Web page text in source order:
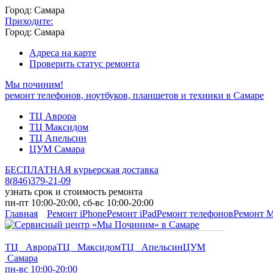
Город: Самара
Приходите:
Город: Самара
Адреса на карте
Проверить статус ремонта
Мы починим!
ремонт телефонов, ноутбуков, планшетов и техники в Самаре
ТЦ Аврора
ТЦ Максидом
ТЦ Апельсин
ЦУМ Самара
БЕСПЛАТНАЯ курьерская доставка
8(846)379-21-09
узнать срок и стоимость ремонта
пн-пт 10:00-20:00, сб-вс 10:00-20:00
Главная
Ремонт iPhoneРемонт iPadРемонт телефоновРемонт
ТЦ АврораТЦ МаксидомТЦ АпельсинЦУМ
Самара
пн-вс 10:00-20:00